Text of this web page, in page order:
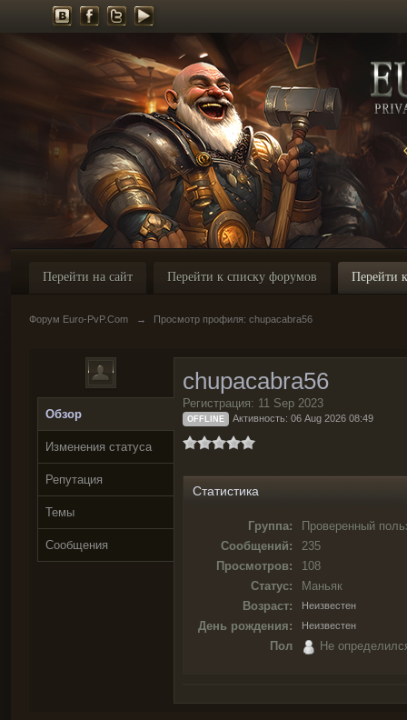
Перейти на сайт Перейти к списку форумов Перейти
Форум Euro-PvP.Com → Просмотр профиля: chupacabra56
Обзор
Изменения статуса
Репутация
Темы
Сообщения
chupacabra56
Регистрация: 11 Sep 2023
OFFLINE Активность: 06 Aug 2026 08:49
Статистика
Группа:
Проверенный
Сообщений:
235
Просмотров:
108
Статус:
Маньяк
Возраст:
Неизвестен
День рождения: Неизвестен
Пол Не